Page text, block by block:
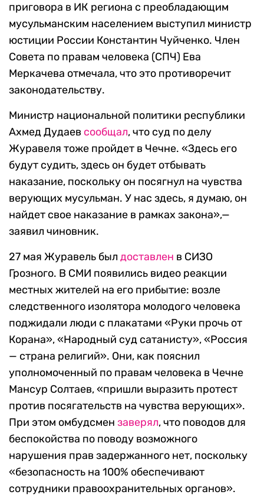
приговора в ИК региона с преобладающим
мусульманским населением выступил министр
юстиции России Константин Чуйченко. Член
Совета по правам человека (СПЧ) Ева
Меркачева отмечала, что это противоречит
законодательству.
Министр национальной политики республики
Ахмед Дудаев сообщал, что суд по делу
Журавеля тоже пройдет в Чечне. «Здесь его
будут судить, здесь он будет отбывать
наказание, поскольку он посягнул на чувства
верующих мусульман. У нас здесь, я думаю, он
найдет свое наказание в рамках закона»,—
заявил чиновник.
27 мая Журавель был доставлен в СИЗО
Грозного. В СМИ появились видео реакции
местных жителей на его прибытие: возле
следственного изолятора молодого человека
поджидали люди с плакатами «Руки прочь от
Корана», «Народный суд сатанисту», «Россия
— страна религий». Они, как пояснил
уполномоченный по правам человека в Чечне
Мансур Солтаев, «пришли выразить протест
против посягательств на чувства верующих».
При этом омбудсмен заверял, что поводов для
беспокойства по поводу возможного
нарушения прав задержанного нет, поскольку
«безопасность на 100% обеспечивают
сотрудники правоохранительных органов».